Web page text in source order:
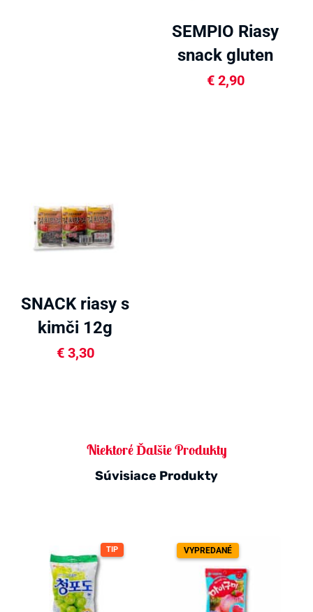
SEMPIO Riasy
snack gluten
free 20g
€2,90
SNACK riasy s
kimči 12g
€3,30
Niektoré Ďalšie Produkty
Súvisiace Produkty
TIP VYPREDANÉ